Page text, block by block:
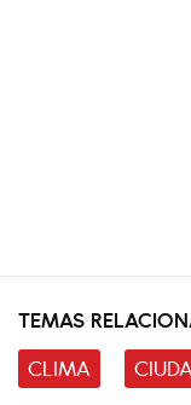
TEMAS
CLIMA